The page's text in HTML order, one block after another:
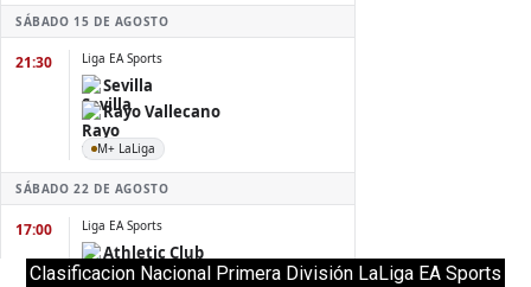
Clasificacion Nacional Primera División LaLiga EA Sports